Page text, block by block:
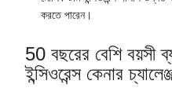
করতে পারেন।
50 বছরের বেশি বয়সী
ইন্সিওরেন্স কেনার